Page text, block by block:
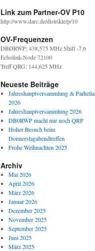
Link zum Partner-OV P10
http://www.darc.de/distrikte/p/10
OV-Frequenzen
DBØRWP: 438,575 MHz Shift -7,6
Echolink-Node 72100
Treff QRG: 144,625 MHz
Neueste Beiträge
Jahreshauptversammlung & Parhelia
2026
Jahreshauptversammlung 2026
DB0RWP macht nur noch QRP
Hoher Besuch beim
Donnerstagabendtreffen
Frohe Weihnachten 2025
Archiv
Mai 2026
April 2026
März 2026
Januar 2026
Dezember 2025
November 2025
September 2025
Juni 2025
März 2025